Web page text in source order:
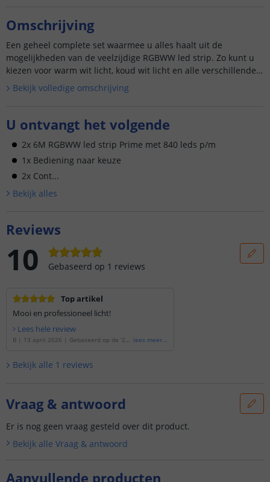
Omschrijving
Een geheel complete set waarmee u alles haalt uit de
mogelijkheden van de veelzijdige RGBWW led strip. Zo kunt u
kiezen voor warm wit licht, koud wit licht en alle verschillende
k...Bekijk volledige omschrijving
U ontvangt het volgende
2x 6M RGBWW led strip Prime met 840 leds p/m
1x Bediening naar keuze
2x Cont...
Bekijk alles
Aanvullende producten
Reviews
10 Gebaseerd op 1 reviews
Top artikel
Mooi en professioneel licht!
Lees hele review
B | 13 april 2026 | Gebaseerd op de 20
lees meer...
Bekijk alle 1 reviews
Vraag & antwoord
Er is nog geen vraag gesteld over dit product.
Bekijk alle Vraag & antwoord